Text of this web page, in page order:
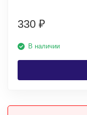
330 ₽
В наличии